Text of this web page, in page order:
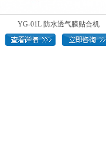
YG-01L 防水透气膜贴合机